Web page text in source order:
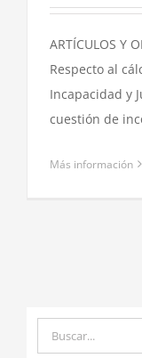
ARTÍCULOS Y
Respecto al
Incapacidad y
cuestión de
Más información
Buscar: